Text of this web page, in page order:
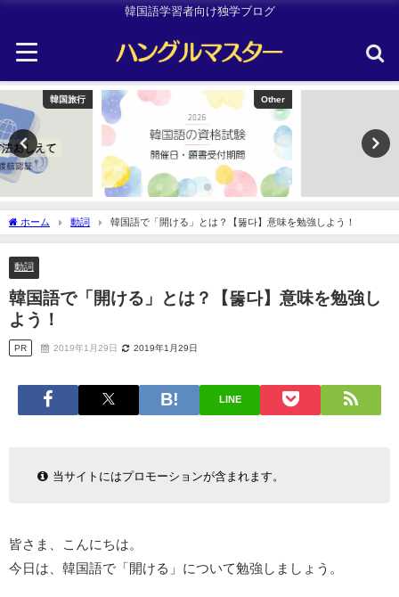
韓国語学習者向け独学ブログ
ホーム 動詞 韓国語で「開ける」とは？【뚫다】意味を勉強しよう！
動詞
韓国語で「開ける」とは？【뚫다】意味を勉強し
よう！
PR 2019年1月29日 2019年1月29日
LINE
当サイトにはプロモーションが含まれます。
皆さま、こんにちは。
今日は、韓国語で「開ける」について勉強しましょう。